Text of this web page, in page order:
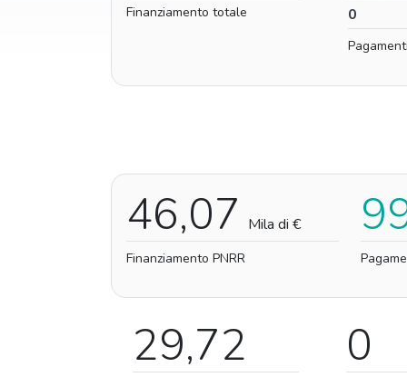
Finanziamento totale 0
Pagamenti
46,07 Mila di €
Finanziamento PNRR
29,72 0